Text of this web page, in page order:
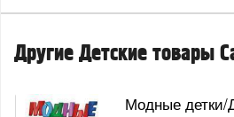
Другие Детские товары
Модные детки/